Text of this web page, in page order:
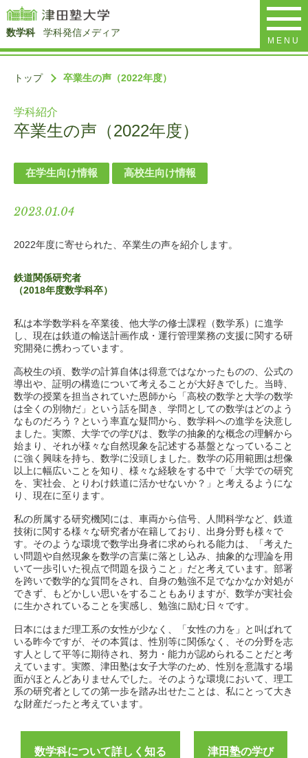
数学科 学科発信メディア
MENU
トップ 卒業生の声（2022年度）
学科紹介
卒業生の声（2022年度）
在学生向け情報 高校生向け情報
2023.01.04
2022年度に寄せられた、卒業生の声を紹介します。
鉄道関係研究者
（2018年度数学科卒）
私は本学数学科を卒業後、他大学の修士課程（数学系）に進学
し、現在は鉄道の輸送計画作成・運行管理業務の支援に関する研
究開発に携わっています。
高校生の頃、数学の計算自体は得意ではなかったものの、公式の
導出や、証明の構造について考えることが大好きでした。当時、
数学の授業を担当されていた恩師から「高校の数学と大学の数学
は全くの別物だ」という話を聞き、学問としての数学はどのよう
なものだろう？という率直な疑問から、数学科への進学を決意し
ました。実際、大学での学びは、数学の抽象的な概念の理解から
始まり、それが様々な自然現象を記述する基盤となっていること
に強く興味を持ち、数学に没頭しました。数学の応用範囲は想像
以上に幅広いことを知り、様々な経験をする中で「大学での研究
を、実社会、とりわけ鉄道に活かせないか？」と考えるようにな
り、現在に至ります。
私の所属する研究機関には、車両から信号、人間科学など、鉄道
技術に関する様々な研究者が在籍しており、出身分野も様々で
す。そのような環境で数学出身者に求められる能力は、「考えた
い問題や自然現象を数学の言葉に落とし込み、抽象的な理論を用
いて一歩引いた視点で問題を扱うこと」だと考えています。部署
を跨いで数学的な質問をされ、自身の勉強不足でなかなか対処が
できず、もどかしい思いをすることもありますが、数学が実社会
に生かされていることを実感し、勉強に励む日々です。
日本にはまだ理工系の女性が少なく、「女性の力を」と叫ばれて
いる昨今ですが、その本質は、性別等に関係なく、その分野を志
す人として平等に期待され、努力・能力が認められることだと考
えています。実際、津田塾は女子大学のため、性別を意識する場
面がほとんどありませんでした。そのような環境において、理工
系の研究者としての第一歩を踏み出せたことは、私にとって大き
な財産だったと考えています。
数学科について詳しく知る 津田塾の学び